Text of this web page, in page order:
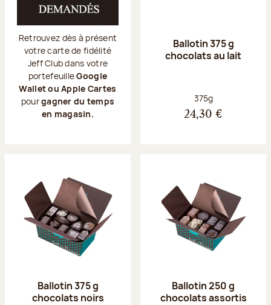
Retrouvez dès à présent
votre carte de fidélité
Jeff Club dans votre
portefeuilleGoogle
Wallet ou Apple Cartes
pourgagner du temps
en magasin.
Ballotin 375 g
chocolats au lait
Poids net :
375g
24,30 €
Ballotin 375 g
chocolats noirs
Ballotin 250 g
chocolats assortis